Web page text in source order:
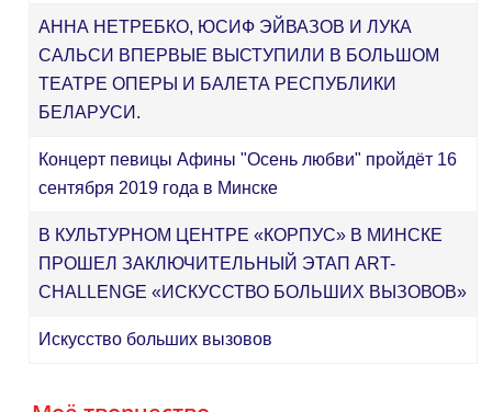
АННА НЕТРЕБКО, ЮСИФ ЭЙВАЗОВ И ЛУКА
САЛЬСИ ВПЕРВЫЕ ВЫСТУПИЛИ В БОЛЬШОМ
ТЕАТРЕ ОПЕРЫ И БАЛЕТА РЕСПУБЛИКИ
БЕЛАРУСИ.
Концерт певицы Афины "Осень любви" пройдёт 16
сентября 2019 года в Минске
В КУЛЬТУРНОМ ЦЕНТРЕ «КОРПУС» В МИНСКЕ
ПРОШЕЛ ЗАКЛЮЧИТЕЛЬНЫЙ ЭТАП ART-
CHALLENGE «ИСКУССТВО БОЛЬШИХ ВЫЗОВОВ»
Искусство больших вызовов